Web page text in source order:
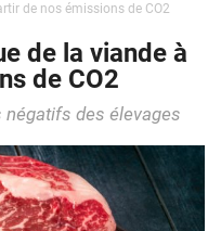
de nos émissions de CO2
de la viande à
de CO2
des élevages